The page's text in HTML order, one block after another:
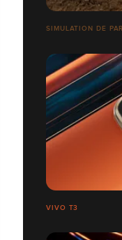
SIMULATION DE
VIVO T3